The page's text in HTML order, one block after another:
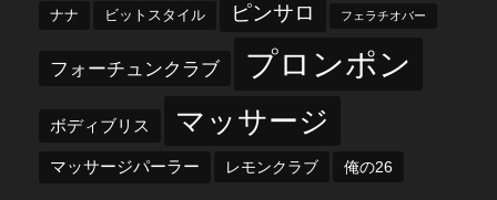
ナナ ビットスタイル ピンサロ フェラチオバー
フォーチュンクラブ プロンポン
ボディブリス マッサージ
マッサージパーラー レモンクラブ 俺の26